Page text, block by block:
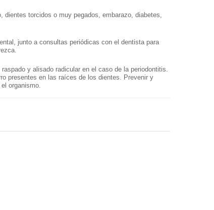
torcidos o muy pegados, embarazo, diabetes,
junto a consultas periódicas con el dentista para
y alisado radicular en el caso de la periodontitis.
presentes en las raíces de los dientes. Prevenir y
organismo.